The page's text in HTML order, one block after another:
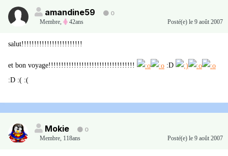
amandine59
0
Membre, 42ans Posté(e) le 9 août 2007
salut!!!!!!!!!!!!!!!!!!!!!!!!
et bon voyage!!!!!!!!!!!!!!!!!!!!!!!!!!!!!!!!!!
:D
:D :( :(
Mokie
0
Membre, 118ans Posté(e) le 9 août 2007